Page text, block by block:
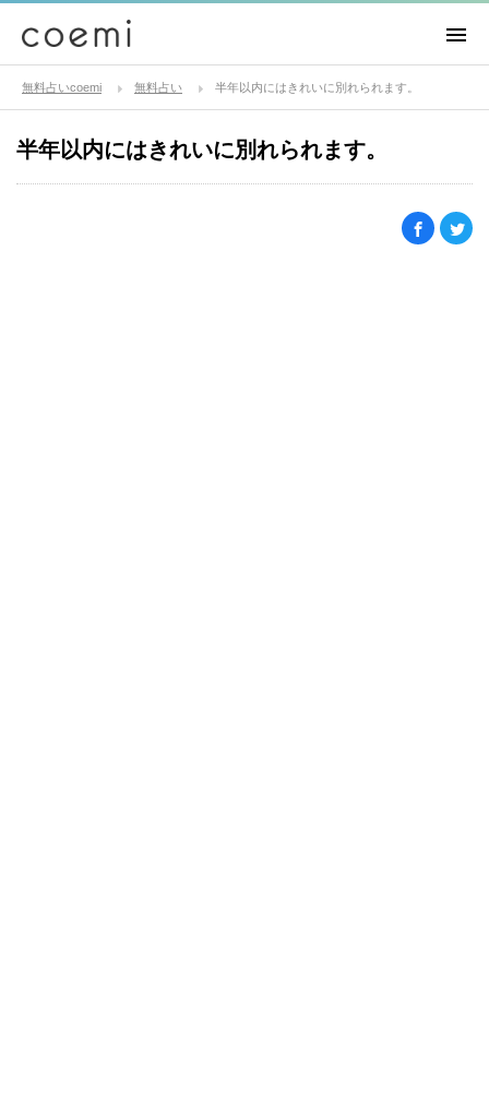
無料占いcoemi 無料占い 半年以内にはきれいに別れられます。
半年以内にはきれいに別れられます。